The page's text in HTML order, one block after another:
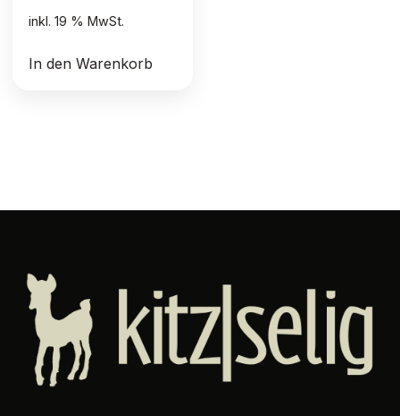
inkl. 19 % MwSt.
In den Warenkorb